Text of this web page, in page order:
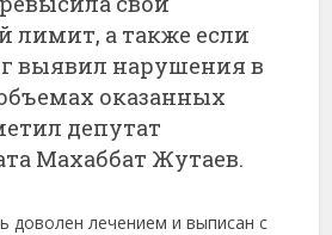
лимит, а также если
выявил нарушения в
оказанных
депутат
Махаббат Жутаев.
доволен лечением и выписан с